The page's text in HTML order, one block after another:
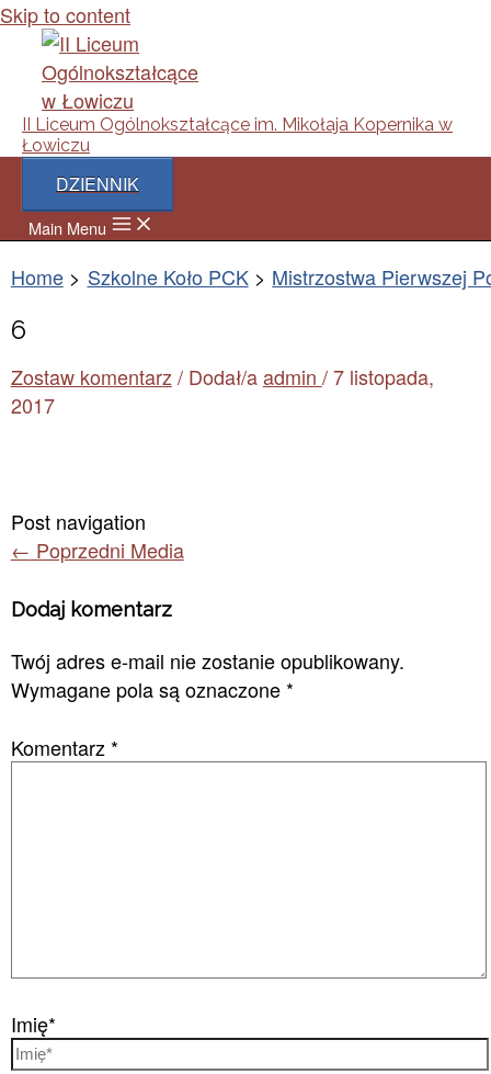
Skip to content
II Liceum Ogólnokształcące im. Mikołaja Kopernika w
Łowiczu
DZIENNIK
Main Menu
Home Szkolne Koło PCK Mistrzostwa Pierwszej
6
Zostaw komentarz / Dodał/a admin /7 listopada,
2017
Post navigation
← Poprzedni Media
Dodaj komentarz
Twój adres e-mail nie zostanie opublikowany.
Wymagane pola są oznaczone *
Komentarz *
Imię*